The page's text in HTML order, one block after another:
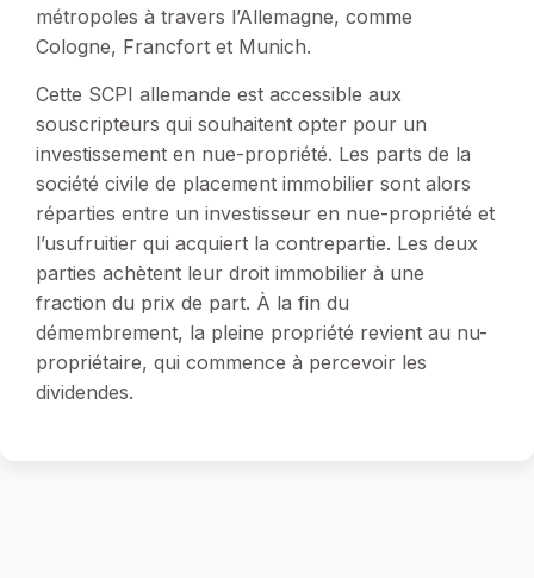
métropoles à travers l’Allemagne, comme
Cologne, Francfort et Munich.
Cette SCPI allemande est accessible aux
souscripteurs qui souhaitent opter pour un
investissement en nue-propriété. Les parts de la
société civile de placement immobilier sont alors
réparties entre un investisseur en nue-propriété et
l’usufruitier qui acquiert la contrepartie. Les deux
parties achètent leur droit immobilier à une
fraction du prix de part. À la fin du
démembrement, la pleine propriété revient au nu-
propriétaire, qui commence à percevoir les
dividendes.